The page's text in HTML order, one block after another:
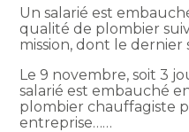
Un salarié est
qualité de plombier
mission, dont le dernier
Le 9 novembre, soit 3
salarié est embauché
plombier chauffagiste
entreprise……